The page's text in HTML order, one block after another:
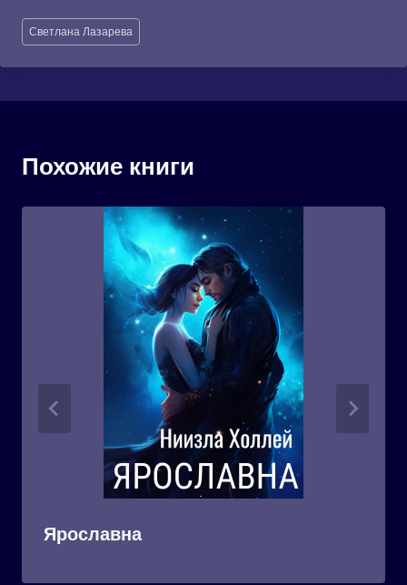
Метки
записи:
Светлана Лазарева
Похожие книги
Ярославна